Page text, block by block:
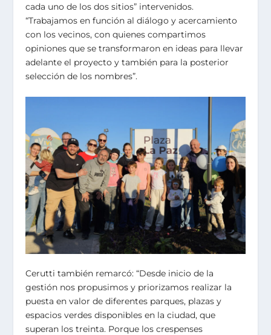
cada uno de los dos sitios” intervenidos.
“Trabajamos en función al diálogo y acercamiento
con los vecinos, con quienes compartimos
opiniones que se transformaron en ideas para llevar
adelante el proyecto y también para la posterior
selección de los nombres”.
Cerutti también remarcó: “Desde inicio de la
gestión nos propusimos y priorizamos realizar la
puesta en valor de diferentes parques, plazas y
espacios verdes disponibles en la ciudad, que
superan los treinta. Porque los crespenses